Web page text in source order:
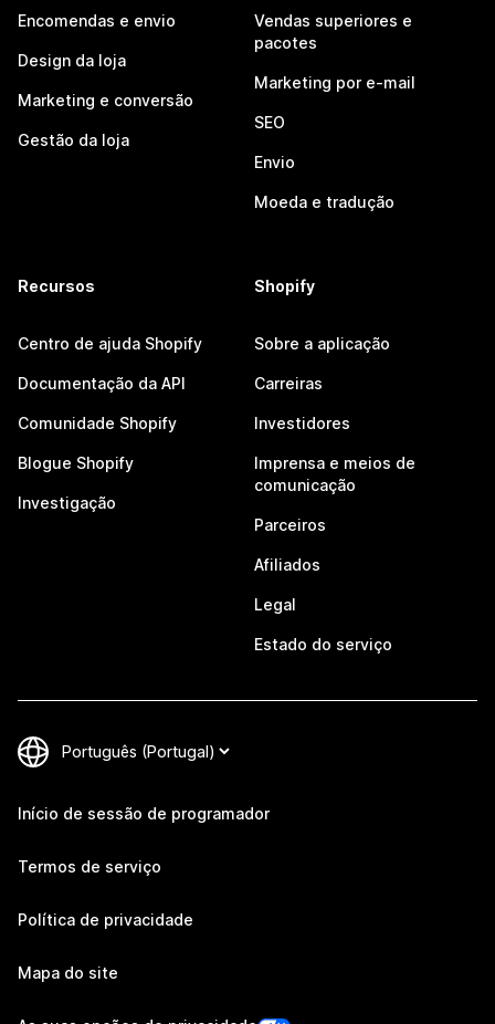
Encomendas e envio
Design da loja
Marketing e conversão
Gestão da loja
Vendas superiores e
pacotes
Marketing por e-mail
SEO
Envio
Moeda e tradução
Recursos
Centro de ajuda Shopify
Documentação da API
Comunidade Shopify
Blogue Shopify
Investigação
Shopify
Sobre a aplicação
Carreiras
Investidores
Imprensa e meios de
comunicação
Parceiros
Afiliados
Legal
Estado do serviço
Início de sessão de programador
Termos de serviço
Política de privacidade
Mapa do site